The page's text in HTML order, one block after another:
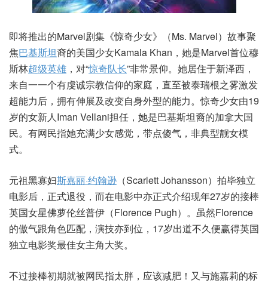
即将推出的Marvel剧集《惊奇少女》（Ms. Marvel）故事聚
焦巴基斯坦裔的美国少女Kamala Khan，她是Marvel首位穆
斯林超级英雄 ，对“惊奇队长”非常景仰。她居住于新泽西，
来自一一个有虔诚宗教信仰的家庭，直至被泰瑞根之雾激发
超能力后，拥有伸展及改变自身外型的能力。惊奇少女由19
岁的女新人Iman Vellani担任，她是巴基斯坦裔的加拿大国
民。有网民指她充满少女感觉，带点傻气，非典型靓女模
式。
元祖黑寡妇斯嘉丽·约翰逊 （Scarlett Johansson）拍毕独立
电影后，正式退役，而在电影中亦正式介绍现年27岁的接棒
英国女星佛萝伦丝普伊（Florence Pugh）。虽然Florence
的傲气跟角色匹配，演技亦到位，17岁出道不久便赢得英国
独立电影奖最佳女主角大奖。
不过接棒初期就被网民指太胖，应该减肥！又与施嘉莉的标